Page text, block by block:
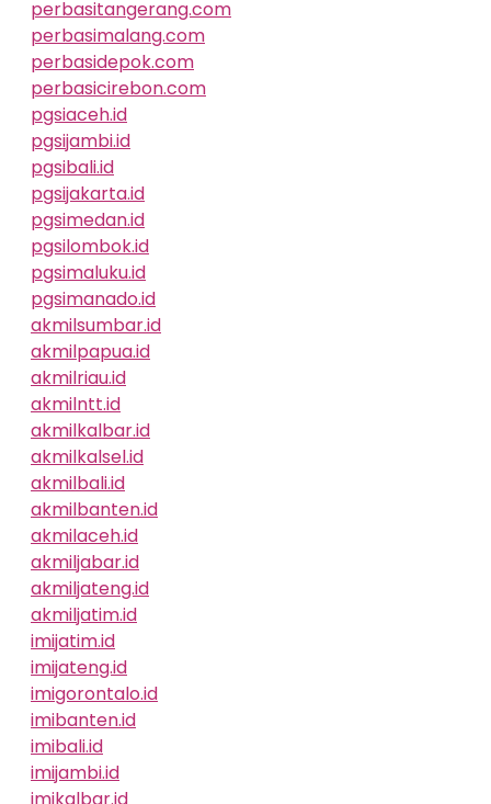
perbasitangerang.com
perbasimalang.com
perbasidepok.com
perbasicirebon.com
pgsiaceh.id
pgsijambi.id
pgsibali.id
pgsijakarta.id
pgsimedan.id
pgsilombok.id
pgsimaluku.id
pgsimanado.id
akmilsumbar.id
akmilpapua.id
akmilriau.id
akmilntt.id
akmilkalbar.id
akmilkalsel.id
akmilbali.id
akmilbanten.id
akmilaceh.id
akmiljabar.id
akmiljateng.id
akmiljatim.id
imijatim.id
imijateng.id
imigorontalo.id
imibanten.id
imibali.id
imijambi.id